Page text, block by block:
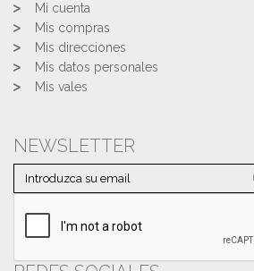
Mi cuenta
Mis compras
Mis direcciones
Mis datos personales
Mis vales
NEWSLETTER